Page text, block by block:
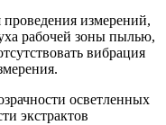
измерений,
рабочей зоны пылью,
вибрация
осветленных
экстрактов